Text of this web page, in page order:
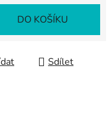
DO KOŠÍKU
Sdílet